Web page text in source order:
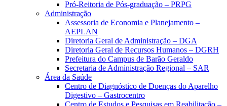
Pró-Reitoria de Pós-graduação – PRPG
Administração
Assessoria de Economia e Planejamento –
AEPLAN
Diretoria Geral de Administração – DGA
Diretoria Geral de Recursos Humanos – DGRH
Prefeitura do Campus de Barão Geraldo
Secretaria de Administração Regional – SAR
Área da Saúde
Centro de Diagnóstico de Doenças do Aparelho
Digestivo – Gastrocentro
Centro de Estudos e Pesquisas em Reabilitação –